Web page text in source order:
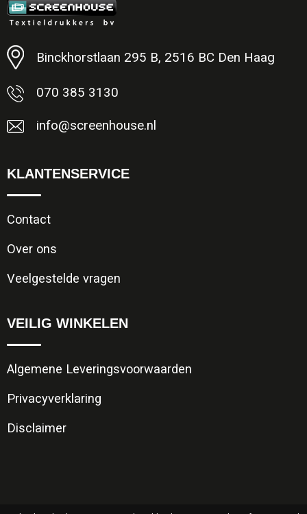
Minimale afname: 1
Binckhorstlaan 295 B, 2516 BC Den Haag
070 385 3130
info@screenhouse.nl
KLANTENSERVICE
Contact
Over ons
Veelgestelde vragen
VEILIG WINKELEN
Algemene Leveringsvoorwaarden
Privacyverklaring
Disclaimer